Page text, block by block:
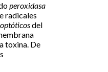
peroxidasa
radicales
del
toxina. De